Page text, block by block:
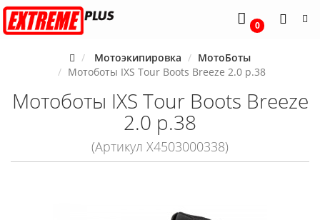
0
Мотоэкипировка
МотоБоты
Мотоботы IXS Tour Boots Breeze 2.0 p.38
Мотоботы IXS Tour Boots Breeze
2.0 p.38
(Артикул X4503000338)